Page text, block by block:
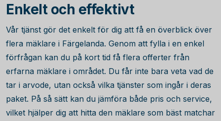
Enkelt och effektivt
Vår tjänst gör det enkelt för dig att få en överblick över
flera mäklare i Färgelanda. Genom att fylla i en enkel
förfrågan kan du på kort tid få flera offerter från
erfarna mäklare i området. Du får inte bara veta vad de
tar i arvode, utan också vilka tjänster som ingår i deras
paket. På så sätt kan du jämföra både pris och service,
vilket hjälper dig att hitta den mäklare som bäst matchar